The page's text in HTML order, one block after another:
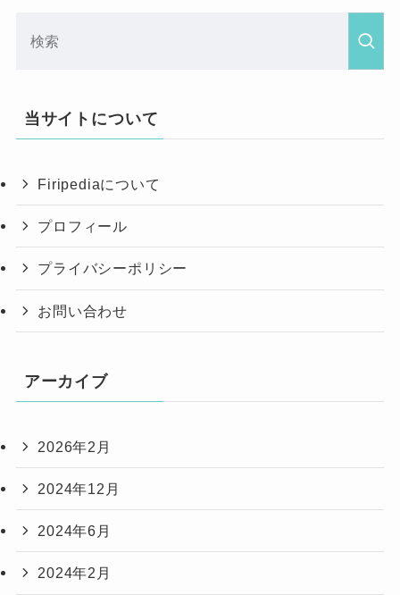
当サイトについて
Firipediaについて
プロフィール
プライバシーポリシー
お問い合わせ
アーカイブ
2026年2月
2024年12月
2024年6月
2024年2月